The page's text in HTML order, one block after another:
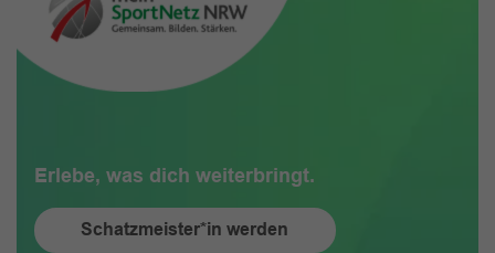
Erlebe, was dich weiterbringt.
Schatzmeister*in werden